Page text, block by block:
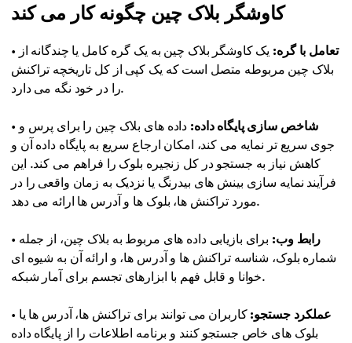
کاوشگر بلاک چین چگونه کار می کند
• تعامل با گره: یک کاوشگر بلاک چین به یک گره کامل یا چندگانه از
بلاک چین مربوطه متصل است که یک کپی از کل تاریخچه تراکنش
را در خود نگه می دارد.
• شاخص سازی پایگاه داده: داده های بلاک چین را برای پرس و
جوی سریع تر نمایه می کند، امکان ارجاع سریع به پایگاه داده آن و
کاهش نیاز به جستجو در کل زنجیره بلوک را فراهم می کند. این
فرآیند نمایه سازی بینش های بیدرنگ یا نزدیک به زمان واقعی را در
مورد تراکنش ها، بلوک ها و آدرس ها ارائه می دهد.
• رابط وب: برای بازیابی داده های مربوط به بلاک چین، از جمله
شماره بلوک، شناسه تراکنش ها و آدرس ها، و ارائه آن به شیوه ای
خوانا و قابل فهم با ابزارهای تجسم برای آمار شبکه.
• عملکرد جستجو: کاربران می توانند برای تراکنش ها، آدرس ها یا
بلوک های خاص جستجو کنند و برنامه اطلاعات را از پایگاه داده